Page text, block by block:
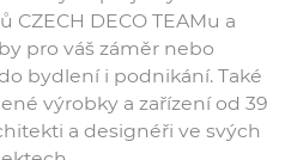
DECO TEAMu a
pro váš záměr nebo
bydlení i podnikání. Také
výrobky a zařízení od 39
a designéři ve svých